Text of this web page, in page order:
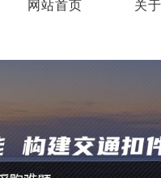
网站首页 关